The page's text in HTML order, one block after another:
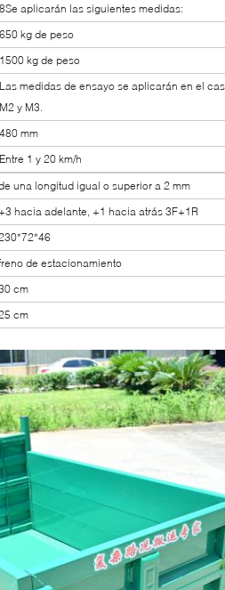
8Se aplicarán las siguientes medidas:
650 kg de peso
1500 kg de peso
Las medidas de ensayo se aplicarán en el
M2 y M3.
480 mm
Entre 1 y 20 km/h
una longitud igual o superior a 2 mm
+3 hacia adelante, +1 hacia atrás 3F+1R
de estacionamiento
cm
cm